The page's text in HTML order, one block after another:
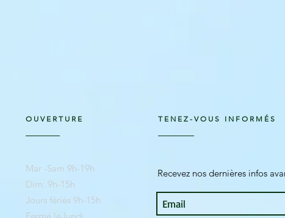
OUVERTURE
Mar -Sam 9h-19h
Dim: 9h-15h
Jours fériés 9h-15h
TENEZ-VOUS INFORMÉS
Recevez nos dernières infos